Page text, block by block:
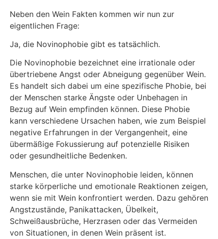
Neben den Wein Fakten kommen wir nun zur
eigentlichen Frage:
Ja, die Novinophobie gibt es tatsächlich.
Die Novinophobie bezeichnet eine irrationale oder
übertriebene Angst oder Abneigung gegenüber Wein.
Es handelt sich dabei um eine spezifische Phobie, bei
der Menschen starke Ängste oder Unbehagen in
Bezug auf Wein empfinden können. Diese Phobie
kann verschiedene Ursachen haben, wie zum Beispiel
negative Erfahrungen in der Vergangenheit, eine
übermäßige Fokussierung auf potenzielle Risiken
oder gesundheitliche Bedenken.
Menschen, die unter Novinophobie leiden, können
starke körperliche und emotionale Reaktionen zeigen,
wenn sie mit Wein konfrontiert werden. Dazu gehören
Angstzustände, Panikattacken, Übelkeit,
Schweißausbrüche, Herzrasen oder das Vermeiden
von Situationen, in denen Wein präsent ist.